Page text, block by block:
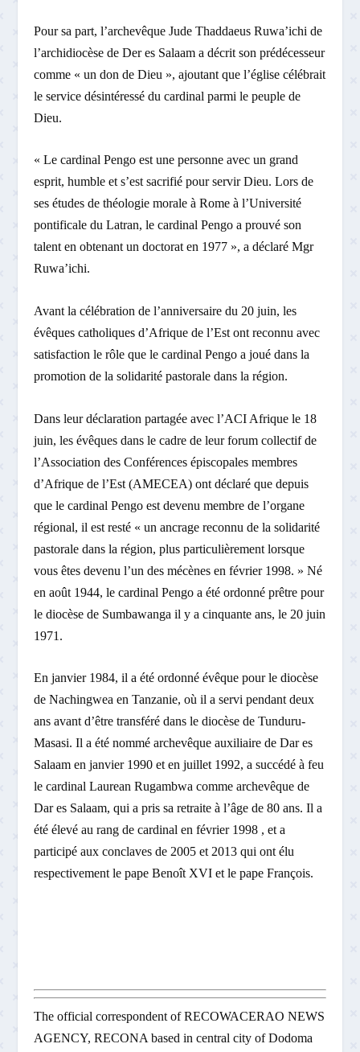
Pour sa part, l’archevêque Jude Thaddaeus Ruwa’ichi de
l’archidiocèse de Der es Salaam a décrit son prédécesseur
comme « un don de Dieu », ajoutant que l’église célébrait
le service désintéressé du cardinal parmi le peuple de
Dieu.
« Le cardinal Pengo est une personne avec un grand
esprit, humble et s’est sacrifié pour servir Dieu. Lors de
ses études de théologie morale à Rome à l’Université
pontificale du Latran, le cardinal Pengo a prouvé son
talent en obtenant un doctorat en 1977 », a déclaré Mgr
Ruwa’ichi.
Avant la célébration de l’anniversaire du 20 juin, les
évêques catholiques d’Afrique de l’Est ont reconnu avec
satisfaction le rôle que le cardinal Pengo a joué dans la
promotion de la solidarité pastorale dans la région.
Dans leur déclaration partagée avec l’ACI Afrique le 18
juin, les évêques dans le cadre de leur forum collectif de
l’Association des Conférences épiscopales membres
d’Afrique de l’Est (AMECEA) ont déclaré que depuis
que le cardinal Pengo est devenu membre de l’organe
régional, il est resté « un ancrage reconnu de la solidarité
pastorale dans la région, plus particulièrement lorsque
vous êtes devenu l’un des mécènes en février 1998. » Né
en août 1944, le cardinal Pengo a été ordonné prêtre pour
le diocèse de Sumbawanga il y a cinquante ans, le 20 juin
1971.
En janvier 1984, il a été ordonné évêque pour le diocèse
de Nachingwea en Tanzanie, où il a servi pendant deux
ans avant d’être transféré dans le diocèse de Tunduru-
Masasi. Il a été nommé archevêque auxiliaire de Dar es
Salaam en janvier 1990 et en juillet 1992, a succédé à feu
le cardinal Laurean Rugambwa comme archevêque de
Dar es Salaam, qui a pris sa retraite à l’âge de 80 ans. Il a
été élevé au rang de cardinal en février 1998 , et a
participé aux conclaves de 2005 et 2013 qui ont élu
respectivement le pape Benoît XVI et le pape François.
The official correspondent of RECOWACERAO NEWS
AGENCY, RECONA based in central city of Dodoma